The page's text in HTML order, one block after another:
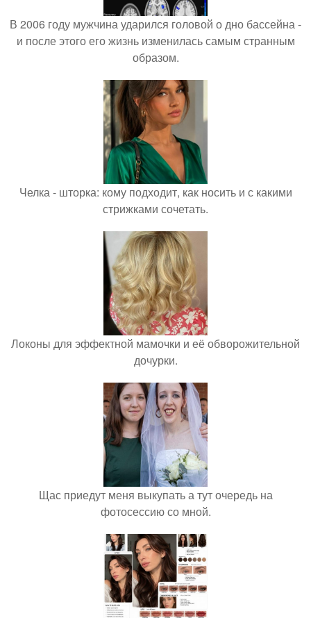
В 2006 году мужчина ударился головой о дно бассейна -
и после этого его жизнь изменилась самым странным
образом.
Челка - шторка: кому подходит, как носить и с какими
стрижками сочетать.
Локоны для эффектной мамочки и её обворожительной
дочурки.
Щас приедут меня выкупать а тут очередь на
фотосессию со мной.